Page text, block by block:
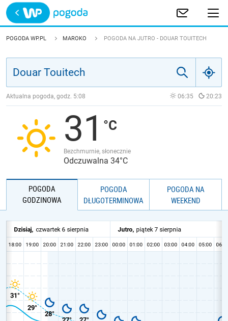
Trwa ładowanie
POLSKA
JAKOŚĆ POWIETRZA
POGODA WP.PL MAROKO POGODA NA JUTRO - DOUAR TOUITECH
Aktualna pogoda, godz. 5:08 06:35 20:23
31
Bezchmurnie, słonecznie
Odczuwalna 34°C
POGODA
GODZINOWA
POGODA
DŁUGOTERMINOWA
POGODA NA
WEEKEND